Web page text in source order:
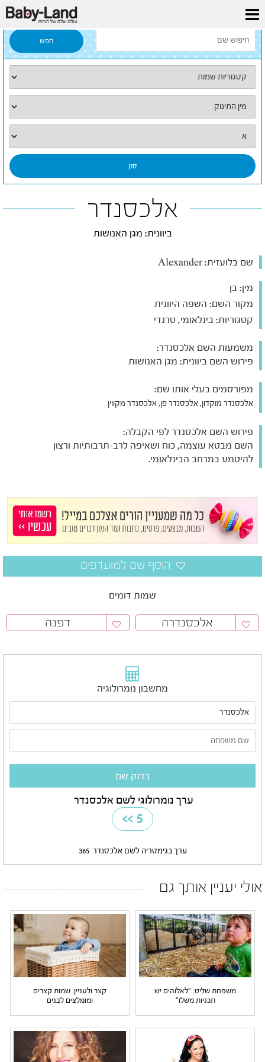
דף הבית
אלכסנדר
ביוונית: מגן האנושות
שם בלועזית:
מין: בן
מקור השם: השפה היוונית
קטגוריות: בינלאומי, טרנדי
משמעות השם אלכסנדר:
פירוש השם ביוונית: מגן האנושות
מפורסמים בעלי אותו שם:
אלכסנדר מוקדון, אלכסנדר פן, אלכסנדר מקווין
פירוש השם אלכסנדר לפי הקבלה:
השם מבטא עוצמה, כוח ושאיפה לרב-תרבותיות ורצון
להיטמע במרחב הבינלאומי.
שמות דומים
אלכסנדרה דפנה
מחשבון נומרולוגיה
ערך נומרולוגי לשם אלכסנדר
5
>>
ערך בגימטריה לשם אלכסנדר 365
אולי יעניין אותך גם
משפחת שליט: "לאלוהים יש
תכניות משלו"
קצר ולעניין: שמות קצרים
ומומלצים לבנים